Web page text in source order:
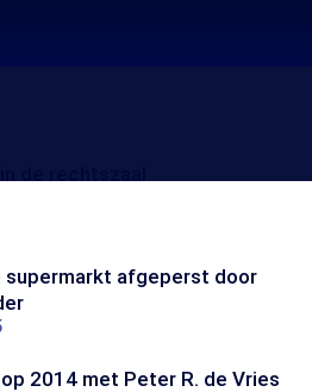
supermarkt afgeperst door
2014 met Peter R. de Vries